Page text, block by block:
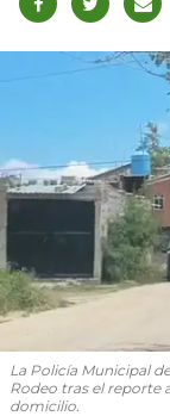
La Policía Municipal
Rodeo tras el reporte
domicilio.